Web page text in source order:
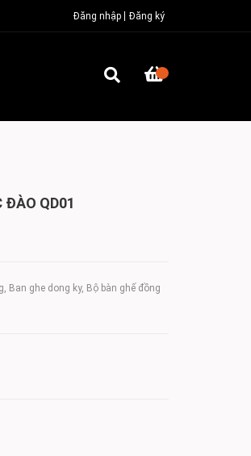
Đăng nhập Đăng ký
ĐÀO QD01
Ban ghe dong ky, Bộ bàn ghế đồng